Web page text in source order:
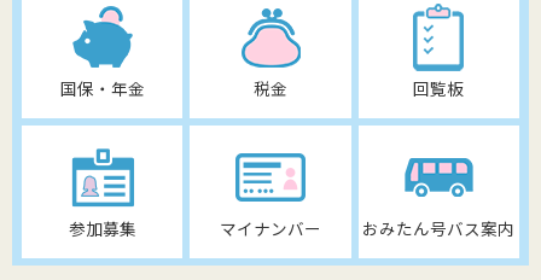
国保・年金 税金 回覧板
参加募集 マイナンバー おみたん号バス案内